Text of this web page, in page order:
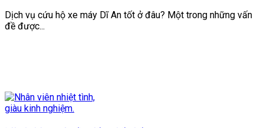
Dịch vụ cứu hộ xe máy Dĩ An tốt ở đâu? Một trong những vấn
đề được...